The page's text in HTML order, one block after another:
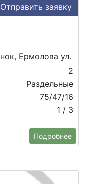
Отправить заявку
Ермолова ул.
2
Раздельные
75/47/16
1 / 3
Подробнее